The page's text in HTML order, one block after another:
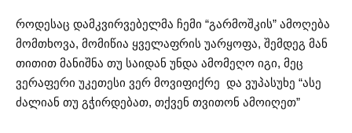
როდესაც დამკვირვებელმა ჩემი “გარმოშკის” ამოღება
მომთხოვა, მომიწია ყველაფრის უარყოფა, შემდეგ მან
თითით მანიშნა თუ საიდან უნდა ამომეღო იგი, მეც
ვერაფერი უკეთესი ვერ მოვიფიქრე და ვუპასუხე “ასე
ძალიან თუ გჭირდებათ, თქვენ თვითონ ამოიღეთ”